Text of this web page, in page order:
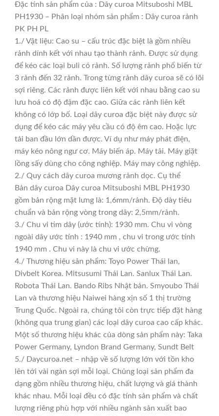
Đặc tính sản phẩm của : Dây curoa Mitsuboshi MBL
PH1930 – Phân loại nhóm sản phẩm : Dây curoa rảnh
PK PH PL
1./ Vật liệu: Cao su – cấu trúc đặc biệt là gồm nhiều
rảnh dính kết với nhau tạo thành rảnh. Được sử dụng
để kéo các loại buli có rảnh. Số lượng rảnh phổ biến từ
3 rảnh đến 32 rảnh. Trong từng rảnh dây curoa sẽ có lõi
sợi riêng. Các rảnh được liên kết với nhau bằng cao su
lưu hoá có độ đậm đặc cao. Giữa các rảnh liên kết
không có lớp bố. Loại dây curoa đặc biệt này được sử
dụng để kéo các máy yêu cầu có độ êm cao. Hoặc lực
tải ban đầu lớn dần được. Ví dụ như máy phát điện,
máy kéo nông ngư cơ. Máy biến áp. Máy tải. Máy giặt
lồng sấy dùng cho công nghiệp. Máy may công nghiệp.
2./ Quy cách dây curoa mương rảnh dọc. Cụ thể
Bản dây curoa Dây curoa Mitsuboshi MBL PH1930
gồm bản rộng mặt lưng là: 1,6mm/rảnh. Độ dày tiêu
chuẩn và bản rộng vòng trong dây: 2,5mm/rảnh.
3./ Chu vi tim dây (ước tính): 1930 mm. Chu vi vòng
ngoài dây ước tính : 1940 mm , chu vi trong ước tính
1940 mm . Chu vi này là chu vi ước chừng.
4./ Thương hiệu sản phẩm: Toyo Power Thái lan,
Divbelt Korea. Mitsusumi Thái Lan. Sanlux Thái Lan.
Robota Thái Lan. Bando Ribs Nhật bản. Smyoubo Thái
Lan và thương hiệu Naiwei hàng xịn số 1 thị trường
Trung Quốc. Ngoài ra, chúng tôi còn trực tiếp đặt hàng
(không qua trung gian) các loại dây curoa cao cấp khác.
Một số thương hiệu khác của dòng sản phẩm này: Taka
Power Germany, Lyndon Brand Germany, Sundt Belt
5./ Daycuroa.net – nhập về số lượng lớn với tồn kho
lên tới vài ngàn sợi mỗi loại. Chủng loại sản phẩm đa
dạng gồm nhiều thương hiệu, chất lượng và giá thành
khác nhau. Mỗi loại đều có đặc tính sản phẩm và chất
lượng riêng phù hợp với nhiều ngành sản xuất bao